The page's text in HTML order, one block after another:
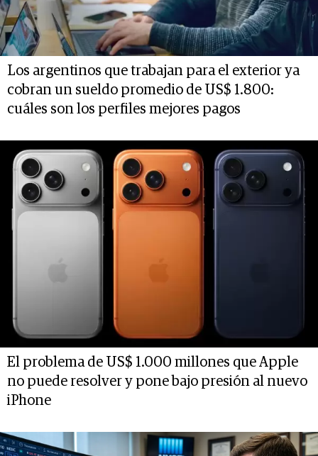
Los argentinos que trabajan para el exterior ya
cobran un sueldo promedio de US$ 1.800:
cuáles son los perfiles mejores pagos
El problema de US$ 1.000 millones que Apple
no puede resolver y pone bajo presión al nuevo
iPhone